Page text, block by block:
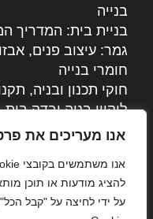
אנו מעריכים את
להציג מודעות או תוכן
על ידי לחיצה על "קבל
בנייה
בניית בית: המדריך
גמר: עיצוב פנים,
חומרי בנייה
חוקי תכנון ובניה,
ליקויי בניה ובדק בית
נדל"ן: זכויות, אגרות
עקרונות ניהול
צילום אדריכלי
שיווק נדלן